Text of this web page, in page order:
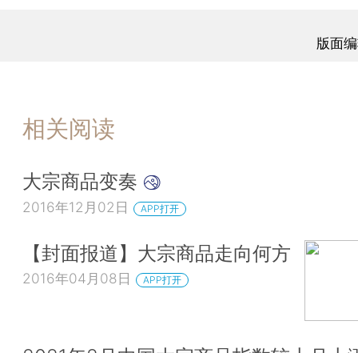
版面
相关阅读
大宗商品变奏
2016年12月02日 APP打开
【封面报道】大宗商品走向何方
2016年04月08日 APP打开